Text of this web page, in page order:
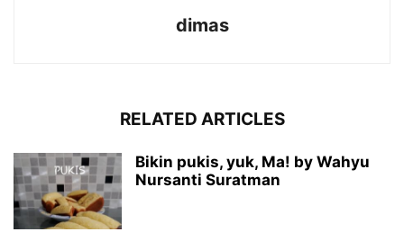
dimas
RELATED ARTICLES
Bikin pukis, yuk, Ma! by Wahyu
Nursanti Suratman